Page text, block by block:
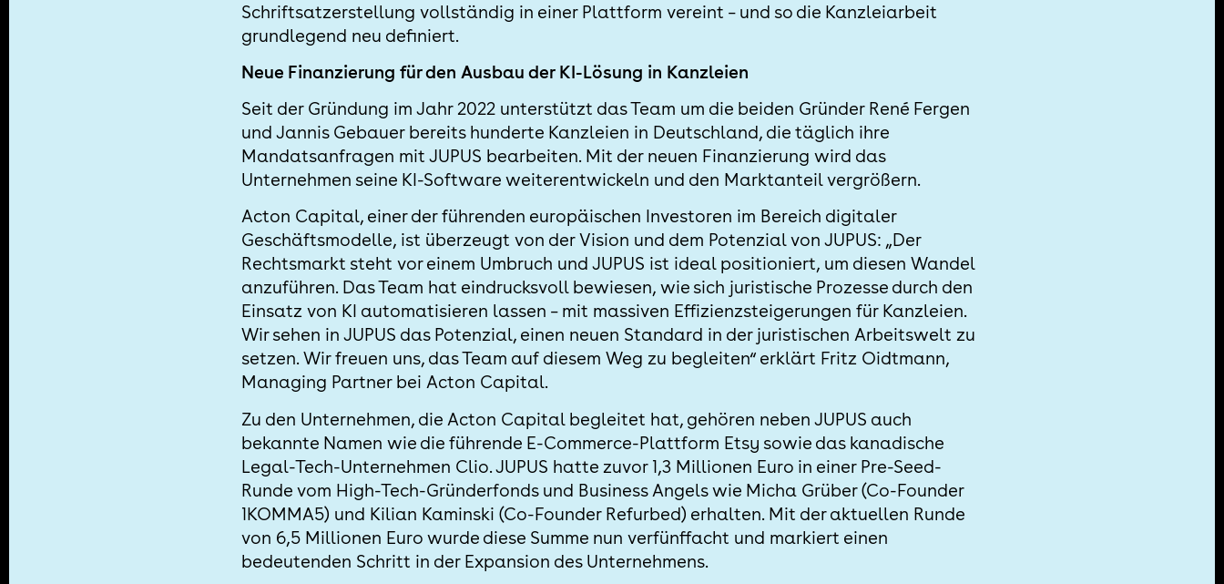
Schriftsatzerstellung vollständig in einer Plattform vereint – und so die Kanzleiarbeit
grundlegend neu definiert.
Neue Finanzierung für den Ausbau der KI-Lösung in Kanzleien
Seit der Gründung im Jahr 2022 unterstützt das Team um die beiden Gründer René Fergen
und Jannis Gebauer bereits hunderte Kanzleien in Deutschland, die täglich ihre
Mandatsanfragen mit JUPUS bearbeiten. Mit der neuen Finanzierung wird das
Unternehmen seine KI-Software weiterentwickeln und den Marktanteil vergrößern.
Acton Capital, einer der führenden europäischen Investoren im Bereich digitaler
Geschäftsmodelle, ist überzeugt von der Vision und dem Potenzial von JUPUS: „Der
Rechtsmarkt steht vor einem Umbruch und JUPUS ist ideal positioniert, um diesen Wandel
anzuführen. Das Team hat eindrucksvoll bewiesen, wie sich juristische Prozesse durch den
Einsatz von KI automatisieren lassen – mit massiven Effizienzsteigerungen für Kanzleien.
Wir sehen in JUPUS das Potenzial, einen neuen Standard in der juristischen Arbeitswelt zu
setzen. Wir freuen uns, das Team auf diesem Weg zu begleiten“ erklärt Fritz Oidtmann,
Managing Partner bei Acton Capital.
Zu den Unternehmen, die Acton Capital begleitet hat, gehören neben JUPUS auch
bekannte Namen wie die führende E-Commerce-Plattform Etsy sowie das kanadische
Legal-Tech-Unternehmen Clio. JUPUS hatte zuvor 1,3 Millionen Euro in einer Pre-Seed-
Runde vom High-Tech-Gründerfonds und Business Angels wie Micha Grüber (Co-Founder
1KOMMA5) und Kilian Kaminski (Co-Founder Refurbed) erhalten. Mit der aktuellen Runde
von 6,5 Millionen Euro wurde diese Summe nun verfünffacht und markiert einen
bedeutenden Schritt in der Expansion des Unternehmens.